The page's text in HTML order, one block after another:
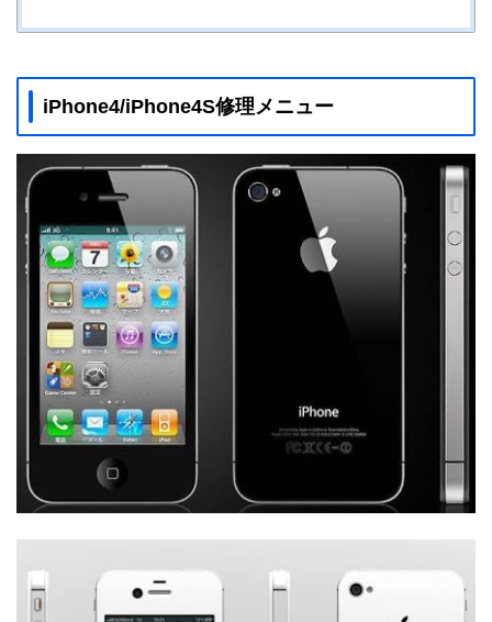
iPhone4/iPhone4S修理メニュー